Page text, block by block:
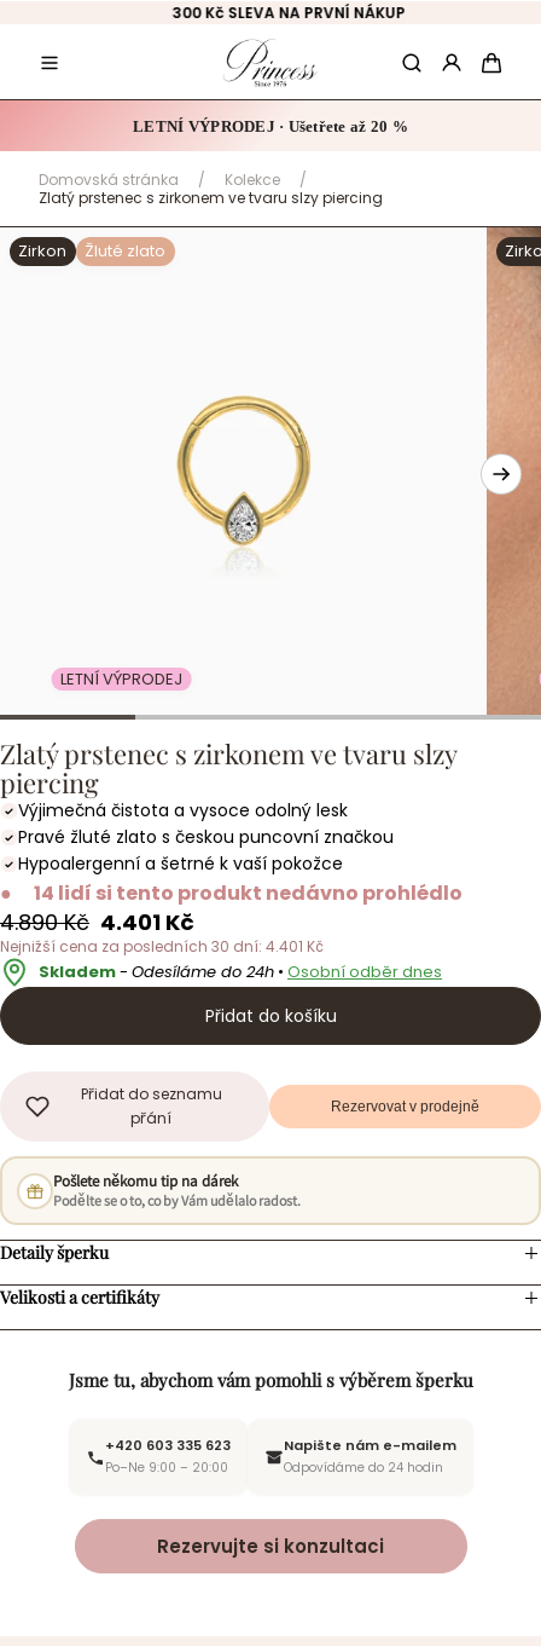
obsah
🚚 DOPRAVA ZDARMA po ČR
Hledat
LETNÍ VÝPRODEJ · Ušetřete až 20 %
Domovská stránka / Kolekce
/
Zlatý prstenec s zirkonem ve tvaru slzy piercing
Zirkon Žluté zlato
LETNÍ VÝPRODEJ
Zlatý prstenec s zirkonem ve tvaru slzy
piercing
Výjimečná čistota a vysoce odolný lesk
Pravé žluté zlato s českou puncovní značkou
Hypoalergenní a šetrné k vaší pokožce
● 14 lidí si tento produkt nedávno prohlédlo
Běžná
cena
4.890 Kč Akční
cena
4.401 Kč
Nejnižší cena za posledních 30 dní: 4.401 Kč
Skladem- Odesíláme do 24h • Osobní odběr dnes
Přidat do košíku
Přidat do seznamu
přání
Rezervovat v prodejně
Pošlete někomu tip na dárek
Podělte se o to, co by Vám udělalo radost.
Detaily šperku
Velikosti a certifikáty
Jsme tu, abychom vám pomohli s výběrem šperku
+420 603 335 623
Po–Ne 9:00 – 20:00
Napište nám e-mailem
Odpovídáme do 24 hodin
Rezervujte si konzultaci